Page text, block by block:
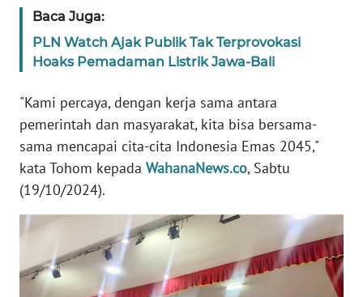
Baca Juga:
PLN Watch Ajak Publik Tak Terprovokasi
Hoaks Pemadaman Listrik Jawa-Bali
"Kami percaya, dengan kerja sama antara
pemerintah dan masyarakat, kita bisa bersama-
sama mencapai cita-cita Indonesia Emas 2045,"
kata Tohom kepada WahanaNews.co, Sabtu
(19/10/2024).
JABAR
WN
BANTEN
WN
NTT
WN
KEPRI
WN
WN